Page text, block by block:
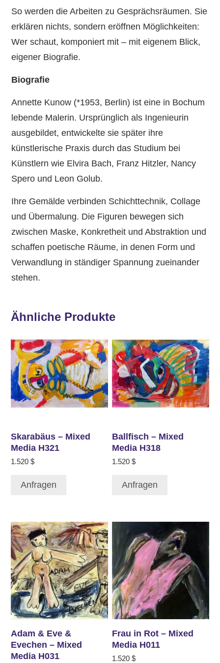
So werden die Arbeiten zu Gesprächsräumen. Sie
erklären nichts, sondern eröffnen Möglichkeiten:
Wer schaut, komponiert mit – mit eigenem Blick,
eigener Biografie.
Biografie
Annette Kunow (*1953, Berlin) ist eine in Bochum
lebende Malerin. Ursprünglich als Ingenieurin
ausgebildet, entwickelte sie später ihre
künstlerische Praxis durch das Studium bei
Künstlern wie Elvira Bach, Franz Hitzler, Nancy
Spero und Leon Golub.
Ihre Gemälde verbinden Schichttechnik, Collage
und Übermalung. Die Figuren bewegen sich
zwischen Maske, Konkretheit und Abstraktion und
schaffen poetische Räume, in denen Form und
Verwandlung in ständiger Spannung zueinander
stehen.
Ähnliche Produkte
Skarabäus – Mixed
Media H321
1.520 $
Anfragen
Ballfisch – Mixed
Media H318
1.520$
Anfragen
Adam & Eve &
Evechen – Mixed
Media H031
Frau in Rot – Mixed
Media H011
1.520$